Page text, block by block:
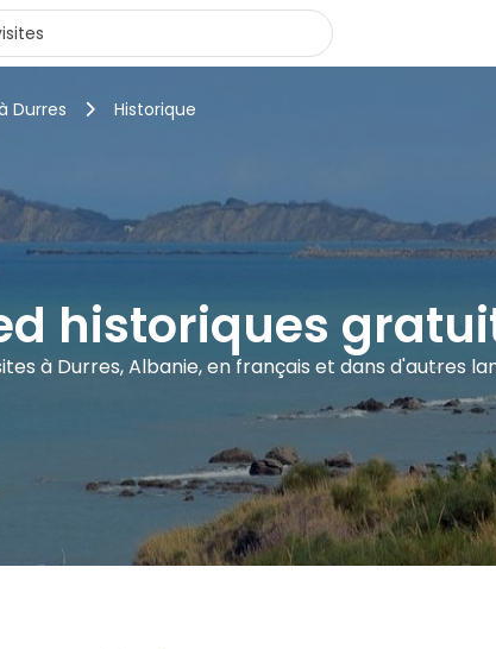
Durres Historique
historiques
à Durres, Albanie, en français et dans d'autres